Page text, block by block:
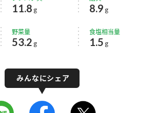
11.8 g 8.9 g
野菜量
53.2 g
食塩相当量
1.5 g